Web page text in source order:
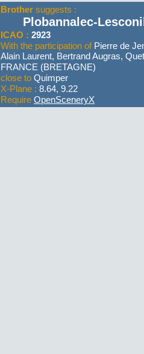
Brother suggests :
Plobannalec-
ICAO : 2923
With the participation of Pierre de
Alain Laurent, Bertrand Augras,
FRANCE (BRETAGNE)
close to Quimper
X-Plane : 8.64, 9.22
Require OpenSceneryX